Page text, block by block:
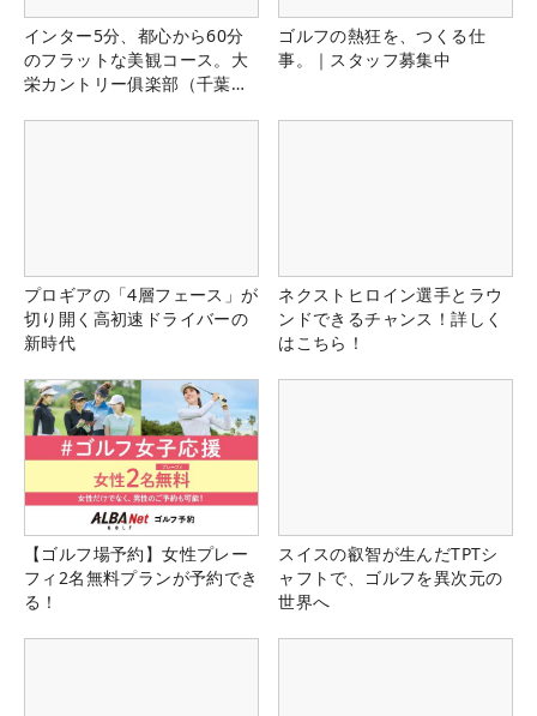
インター5分、都心から60分
のフラットな美観コース。大
栄カントリー俱楽部（千葉
ゴルフの熱狂を、つくる仕
事。｜スタッフ募集中
プロギアの「4層フェース」が
切り開く高初速ドライバーの
新時代
ネクストヒロイン選手とラウ
ンドできるチャンス！詳しく
はこちら！
【ゴルフ場予約】女性プレー
フィ2名無料プランが予約でき
る！
スイスの叡智が生んだTPTシ
ャフトで、ゴルフを異次元の
世界へ